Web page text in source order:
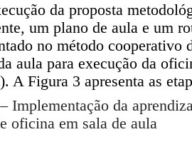
da proposta
um plano de aula e um
no método cooperativo
aula para execução da
A Figura 3 apresenta as
– Implementação da
oficina em sala de aula